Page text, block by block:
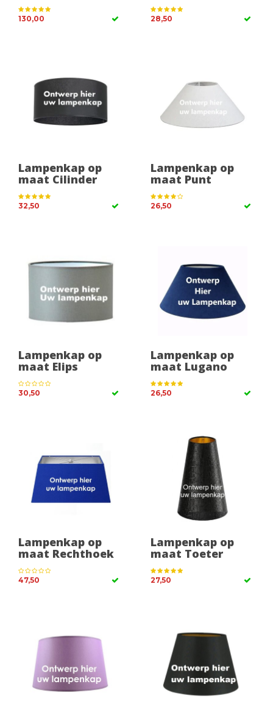
130,00 28,50
Lampenkap op
maat Cilinder
32,50
Lampenkap op
maat Punt
26,50
Lampenkap op
maat Elips
30,50
Lampenkap op
maat Lugano
26,50
Lampenkap op
maat Rechthoek
47,50
Lampenkap op
maat Toeter
27,50